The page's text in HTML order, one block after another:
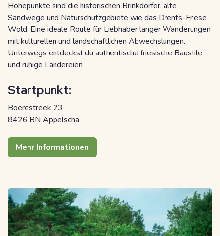
Höhepunkte sind die historischen Brinkdörfer, alte
Sandwege und Naturschutzgebiete wie das Drents-Friese
Wold. Eine ideale Route für Liebhaber langer Wanderungen
mit kulturellen und landschaftlichen Abwechslungen.
Unterwegs entdeckst du authentische friesische Baustile
und ruhige Ländereien.
Startpunkt:
Boerestreek 23
8426 BN Appelscha
Mehr Informationen